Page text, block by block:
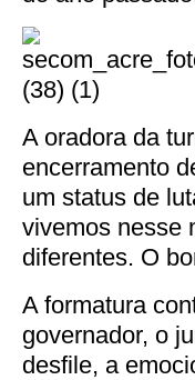
A oradora da
encerramento
um status de
vivemos nesse
diferentes. O
A formatura
governador, o
desfile, a